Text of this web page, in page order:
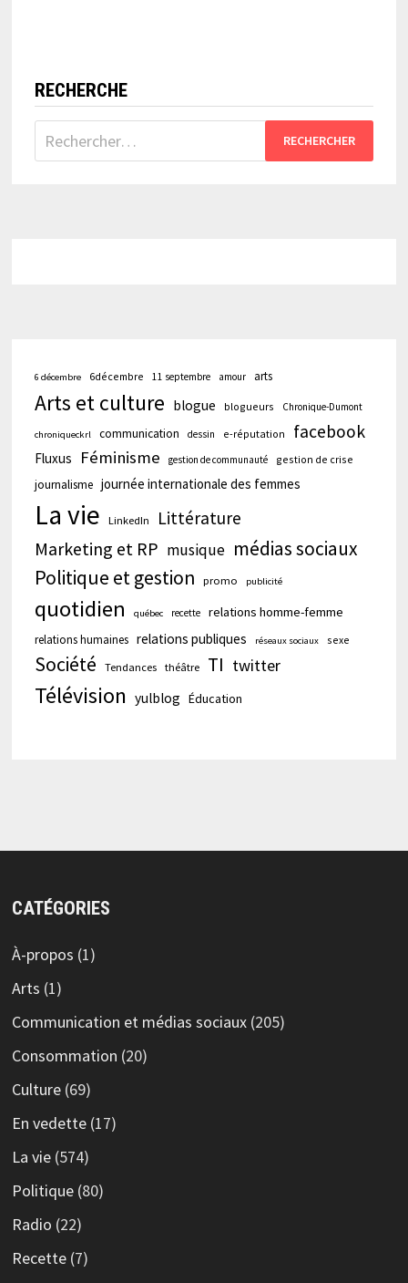
RECHERCHE
Rechercher :
6 décembre 6décembre 11 septembre amour arts
Arts et culture blogue blogueurs Chronique-Dumont
chroniqueckrl communication dessin e-réputation facebook
Fluxus Féminisme gestion de communauté gestion de crise
journalisme journée internationale des femmes
La vie LinkedIn Littérature
Marketing et RP musique médias sociaux
Politique et gestion
promo publicité
quotidien québec recette relations homme-femme
relations humaines relations publiques réseaux sociaux sexe
Société Tendances théâtre TI twitter
Télévision yulblog Éducation
CATÉGORIES
À-propos (1)
Arts (1)
Communication et médias sociaux(205)
Consommation (20)
Culture(69)
En vedette(17)
La vie(574)
Politique(80)
Radio (22)
Recette(7)